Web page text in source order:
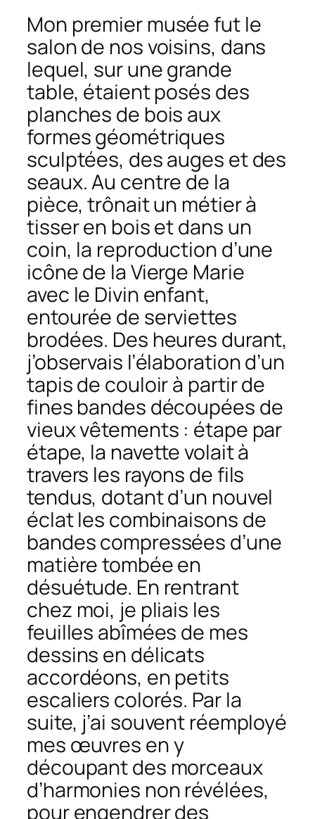
Mon premier musée fut le
salon de nos voisins, dans
lequel, sur une grande
table, étaient posés des
planches de bois aux
formes géométriques
sculptées, des auges et des
seaux. Au centre de la
pièce, trônait un métier à
tisser en bois et dans un
coin, la reproduction d’une
icône de la Vierge Marie
avec le Divin enfant,
entourée de serviettes
brodées. Des heures durant,
j’observais l’élaboration d’un
tapis de couloir à partir de
fines bandes découpées de
vieux vêtements : étape par
étape, la navette volait à
travers les rayons de fils
tendus, dotant d’un nouvel
éclat les combinaisons de
bandes compressées d’une
matière tombée en
désuétude. En rentrant
chez moi, je pliais les
feuilles abîmées de mes
dessins en délicats
accordéons, en petits
escaliers colorés. Par la
suite, j’ai souvent réemployé
mes œuvres en y
découpant des morceaux
d’harmonies non révélées,
pour engendrer des